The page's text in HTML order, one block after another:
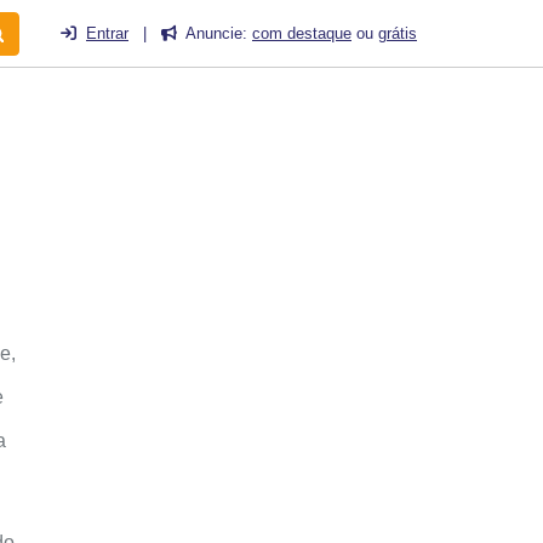
Entrar Anuncie: com destaque ou grátis